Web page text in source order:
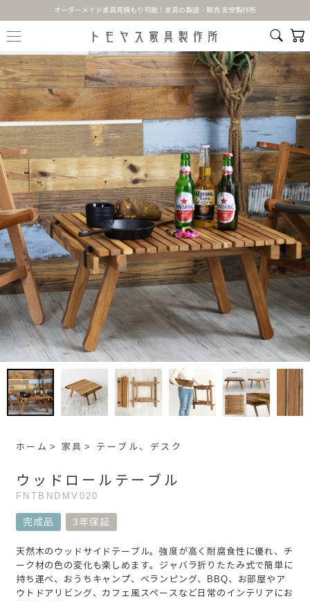
オーダーメイド家具見積もり可能！家具の製造・販売 友安製作所
ホーム 家具 テーブル、デスク
ウッドロールテーブル
FNTBNDMV020
完成品 3年保証
天然木のウッドサイドテーブル。強度が高く耐腐食性に優れ、チ
ーク材の色の変化も楽しめます。ジャバラ折りたたみ式で簡単に
持ち運べ、おうちキャンプ、べランピング、BBQ、お部屋やア
ウトドアリビング、カフェ風スペースなど日常のインテリアにお